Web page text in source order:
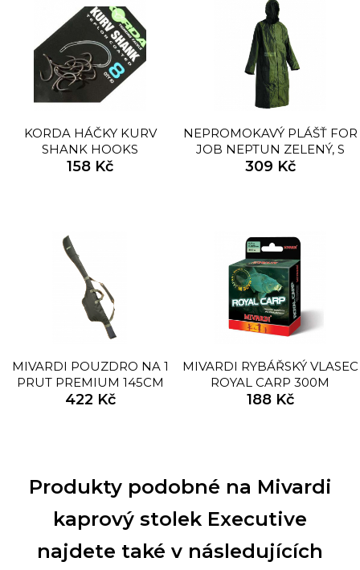
KORDA HÁČKY KURV
SHANK HOOKS
158 Kč
NEPROMOKAVÝ PLÁŠŤ FOR
JOB NEPTUN ZELENÝ, S
PŘELEPENÝMI ŠVY
309 Kč
MIVARDI POUZDRO NA 1
PRUT PREMIUM 145CM
422 Kč
MIVARDI RYBÁŘSKÝ VLASEC
ROYAL CARP 300M
188 Kč
Produkty podobné na Mivardi
kaprový stolek Executive
najdete také v následujících